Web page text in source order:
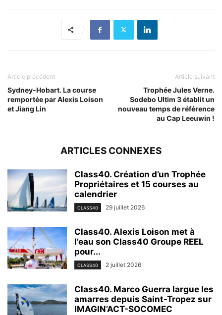
Article précédent
Sydney-Hobart. La course
remportée par Alexis Loison
et Jiang Lin
Article suivant
Trophée Jules Verne.
Sodebo Ultim 3 établit un
nouveau temps de référence
au Cap Leeuwin !
ARTICLES CONNEXES
Class40. Création d’un Trophée
Propriétaires et 15 courses au
calendrier
CLASS40 29 juillet 2026
Class40. Alexis Loison met à
l’eau son Class40 Groupe REEL
pour...
CLASS40 2 juillet 2026
Class40. Marco Guerra largue les
amarres depuis Saint-Tropez sur
IMAGIN’ACT-SOCOMEC